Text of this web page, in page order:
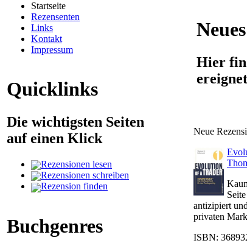
Startseite
Rezensenten
Links
Kontakt
Impressum
Quicklinks
Die wichtigsten Seiten
auf einen Klick
Rezensionen lesen
Rezensionen schreiben
Rezension finden
Buchgenres
Hier
Neue
antizipiert
privaten
ISBN: